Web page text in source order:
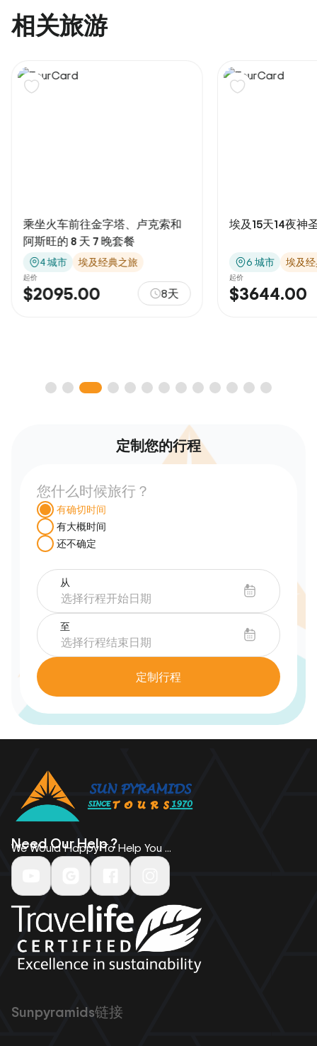
相关旅游
乘坐火车前往金字塔、卢克索和
阿斯旺的 8 天 7 晚套餐
4 城市 埃及经典之旅
起价
$2095.00 8天
埃及15天14夜神
6 城市 埃及
起价
$3644.00
定制您的行程
您什么时候旅行？
有确切时间
有大概时间
还不确定
从
至
定制行程
Need Our Help ?
We Would Happy To Help You ...
Sunpyramids链接